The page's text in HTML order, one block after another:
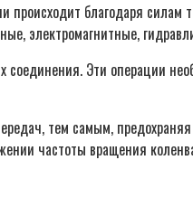
благодаря
электромагнитные,
Эти операции
тем самым,
частоты вращения